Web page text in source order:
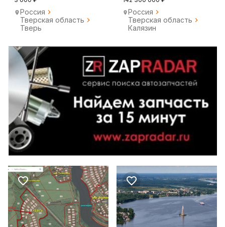
Россия
Тверская область
Тверь
Россия
Тверская область
Калязин